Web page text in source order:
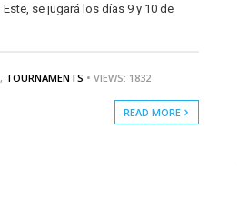
se jugará los días 9 y 10 de
, TOURNAMENTS • VIEWS: 1832
READ MORE